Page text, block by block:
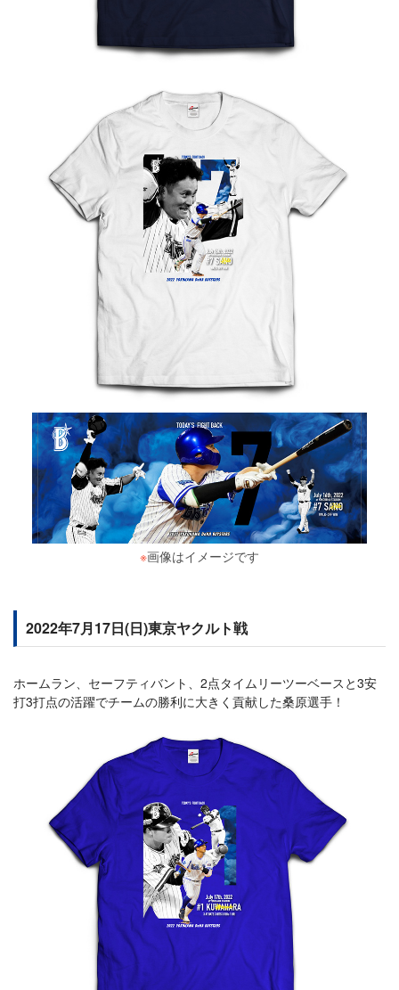
※画像はイメージです
2022年7月17日(日)東京ヤクルト戦
ホームラン、セーフティバント、2点タイムリーツーベースと3安
打3打点の活躍でチームの勝利に大きく貢献した桑原選手！